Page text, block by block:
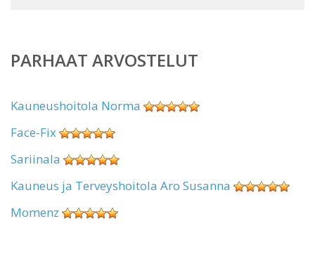
PARHAAT ARVOSTELUT
Kauneushoitola Norma
Face-Fix
Sariinala
Kauneus ja Terveyshoitola Aro Susanna
Momenz